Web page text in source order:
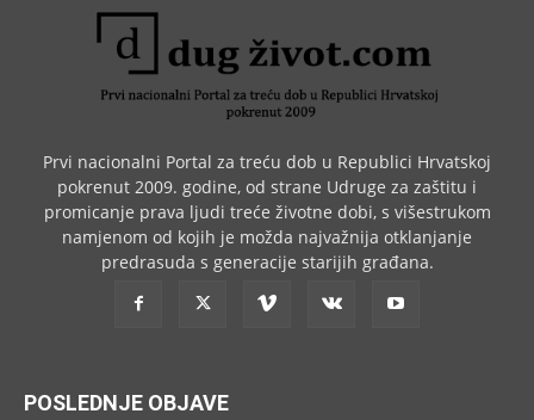
Prvi nacionalni Portal za treću dob u Republici Hrvatskoj
pokrenut 2009. godine, od strane Udruge za zaštitu i
promicanje prava ljudi treće životne dobi, s višestrukom
namjenom od kojih je možda najvažnija otklanjanje
predrasuda s generacije starijih građana.
POSLEDNJE OBJAVE